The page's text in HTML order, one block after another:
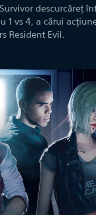
descurcăreț
1 vs 4, a cărui
Resident Evil.